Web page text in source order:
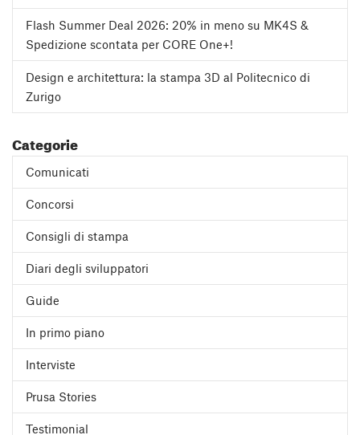
Flash Summer Deal 2026: 20% in meno su MK4S &
Spedizione scontata per CORE One+!
Design e architettura: la stampa 3D al Politecnico di
Zurigo
Categorie
Comunicati
Concorsi
Consigli di stampa
Diari degli sviluppatori
Guide
In primo piano
Interviste
Prusa Stories
Testimonial